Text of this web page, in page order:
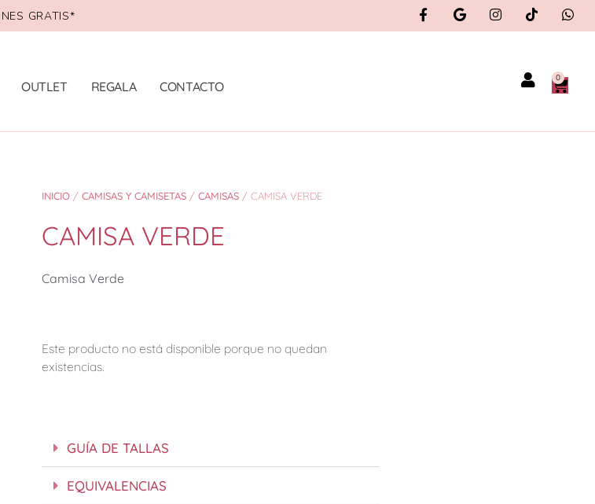
GRATIS*
OUTLET REGALA CONTACTO
0
INICIO / CAMISAS Y CAMISETAS / CAMISAS / CAMISA VERDE
CAMISA VERDE
Camisa Verde
Este producto no está disponible porque no quedan
existencias.
GUÍA DE TALLAS
EQUIVALENCIAS